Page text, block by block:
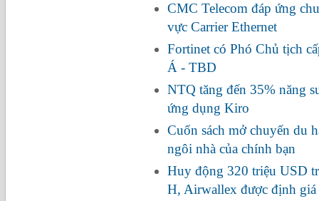
CMC Telecom đáp ứng
vực Carrier Ethernet
Fortinet có Phó Chủ tịch
Á - TBD
NTQ tăng đến 35% năng
ứng dụng Kiro
Cuốn sách mở chuyến du
ngôi nhà của chính bạn
Huy động 320 triệu USD
H, Airwallex được định